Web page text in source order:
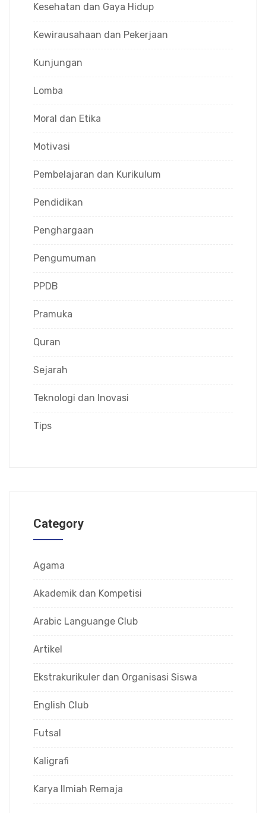
Kesehatan dan Gaya Hidup
Kewirausahaan dan Pekerjaan
Kunjungan
Lomba
Moral dan Etika
Motivasi
Pembelajaran dan Kurikulum
Pendidikan
Penghargaan
Pengumuman
PPDB
Pramuka
Quran
Sejarah
Teknologi dan Inovasi
Tips
Category
Agama
Akademik dan Kompetisi
Arabic Languange Club
Artikel
Ekstrakurikuler dan Organisasi Siswa
English Club
Futsal
Kaligrafi
Karya Ilmiah Remaja